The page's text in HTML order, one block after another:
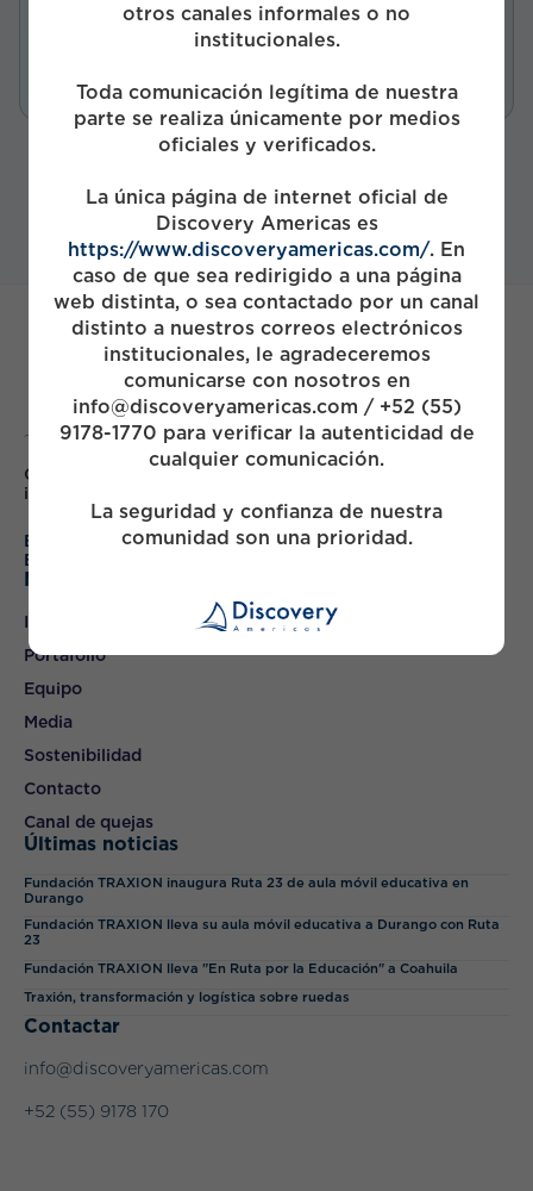
otros canales informales o no
institucionales.
Toda comunicación legítima de nuestra
parte se realiza únicamente por medios
oficiales y verificados.
La única página de internet oficial de
Discovery Americas es
https://www.discoveryamericas.com/. En
caso de que sea redirigido a una página
web distinta, o sea contactado por un canal
distinto a nuestros correos electrónicos
institucionales, le agradeceremos
comunicarse con nosotros en
info@discoveryamericas.com / +52 (55)
9178-1770 para verificar la autenticidad de
cualquier comunicación.
La seguridad y confianza de nuestra
comunidad son una prioridad.
Colaborar con las principales empresas de México para
impulsar el crecimiento y generar valor
English
Español
Mapa
Inicio
Portafolio
Equipo
Media
Sostenibilidad
Contacto
Canal de quejas
Últimas noticias
Fundación TRAXION inaugura Ruta 23 de aula móvil educativa en
Durango
Fundación TRAXION lleva su aula móvil educativa a Durango con Ruta
23
Fundación TRAXION lleva "En Ruta por la Educación" a Coahuila
Traxión, transformación y logística sobre ruedas
Contactar
info@discoveryamericas.com
+52 (55) 9178 170